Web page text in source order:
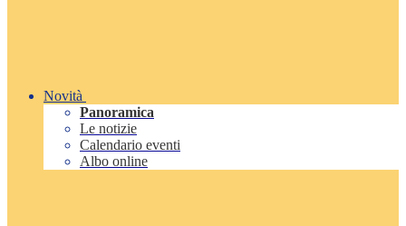
Novità
Panoramica
Le notizie
Calendario eventi
Albo online